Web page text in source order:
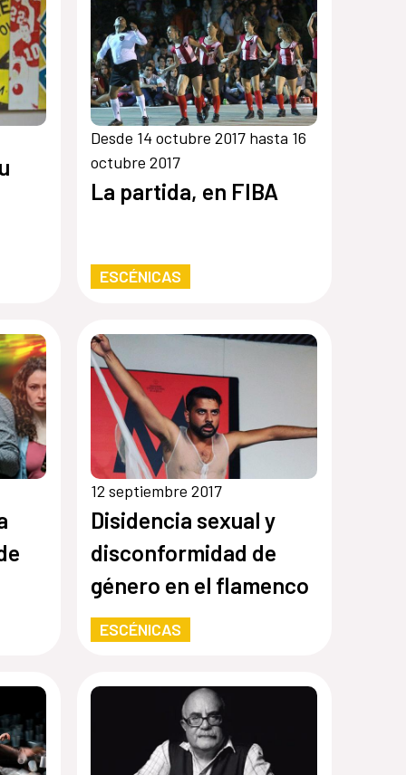
Desde 14 octubre 2017 hasta 16
octubre 2017
La partida, en FIBA
ESCÉNICAS
12 septiembre 2017
Disidencia sexual y
disconformidad de
género en el flamenco
ESCÉNICAS